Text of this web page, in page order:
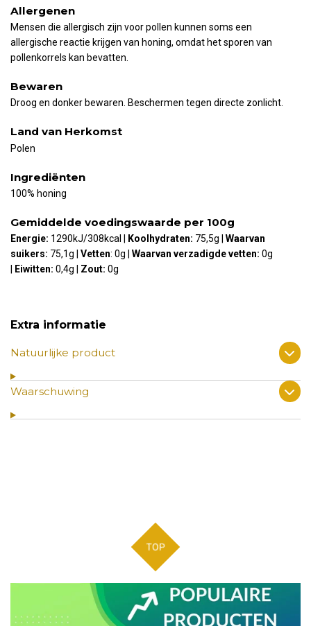
Allergenen
Mensen die allergisch zijn voor pollen kunnen soms een
allergische reactie krijgen van honing, omdat het sporen van
pollenkorrels kan bevatten.
Bewaren
Droog en donker bewaren. Beschermen tegen directe zonlicht.
Land van Herkomst
Polen
Ingrediënten
100% honing
Gemiddelde voedingswaarde per 100g
Energie: 1290kJ/308kcal | Koolhydraten: 75,5g | Waarvan
suikers: 75,1g | Vetten: 0g | Waarvan verzadigde vetten: 0g
| Eiwitten: 0,4g | Zout: 0g
Extra informatie
Natuurlijke product
Waarschuwing
TOP